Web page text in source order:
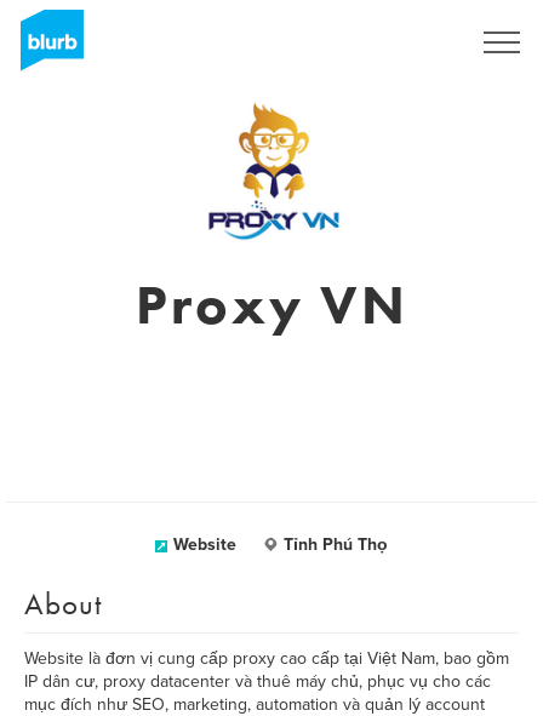
Proxy VN
Website Tỉnh Phú Thọ
About
Website là đơn vị cung cấp proxy cao cấp tại Việt Nam, bao gồm
IP dân cư, proxy datacenter và thuê máy chủ, phục vụ cho các
mục đích như SEO, marketing, automation và quản lý account